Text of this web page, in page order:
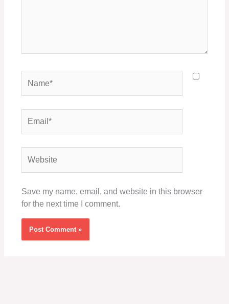
Save my name, email, and website in this browser
for the next time I comment.